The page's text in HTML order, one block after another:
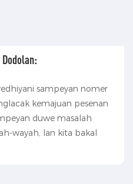
sampeyan nomer
kemajuan pesenan
duwe masalah
wayah, lan kita bakal